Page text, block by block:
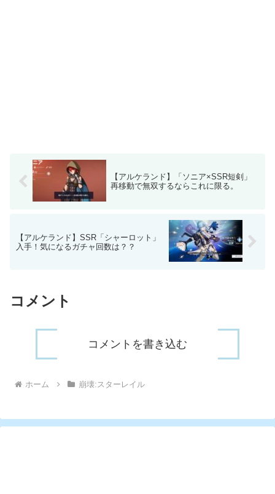
【アルケランド】「ソニア×SSR短剣」
再移動で無双するならこれに限る。
【アルケランド】SSR「シャーロット」
入手！気になるガチャ回数は？？
コメント
コメントを書き込む
ホーム 崩壊:スターレイル